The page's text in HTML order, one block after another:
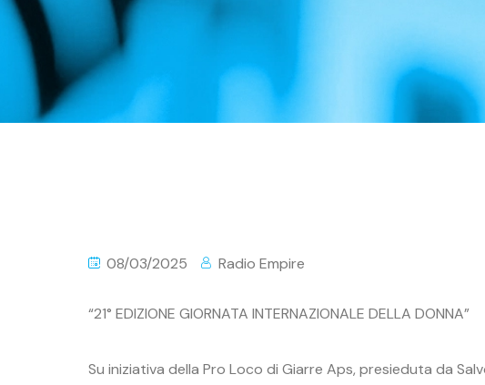
08/03/2025 Radio Empire
“21° EDIZIONE GIORNATA INTERNAZIONALE DELLA DONNA”
Su iniziativa della Pro Loco di Giarre Aps, presieduta da